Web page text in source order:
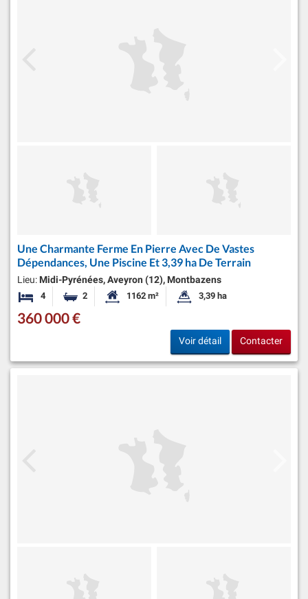
Une Charmante Ferme En Pierre Avec De Vastes
Dépendances, Une Piscine Et 3,39 ha De Terrain
Lieu: Midi-Pyrénées, Aveyron (12), Montbazens
4 Chambres
2 Salles de bainsSurface habitable:
1162 m² Superficie du terrain:
3,39 ha
360 000 €
Voir détail Contacter